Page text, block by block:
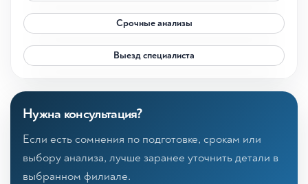
Срочные анализы
Выезд специалиста
Нужна консультация?
Если есть сомнения по подготовке, срокам или
выбору анализа, лучше заранее уточнить детали в
выбранном филиале.